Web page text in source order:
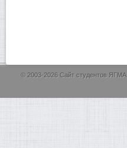
© 2003-2026 Сайт студентов ЯГМА